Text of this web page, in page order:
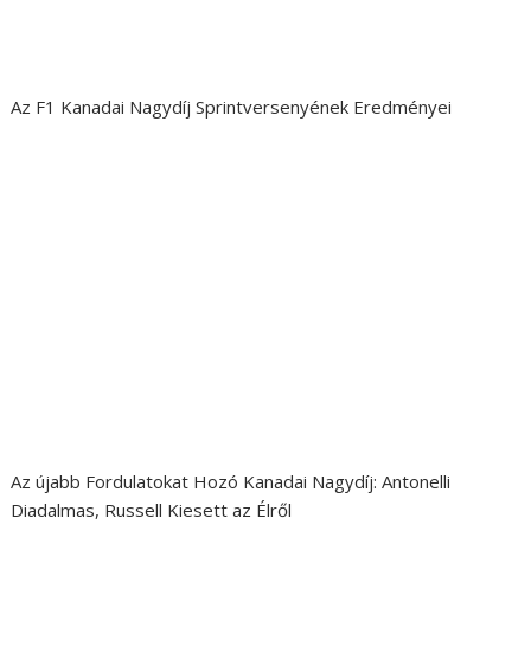
Az F1 Kanadai Nagydíj Sprintversenyének Eredményei
Az újabb Fordulatokat Hozó Kanadai Nagydíj: Antonelli
Diadalmas, Russell Kiesett az Élről